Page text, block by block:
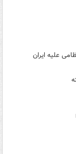
علیه ایران